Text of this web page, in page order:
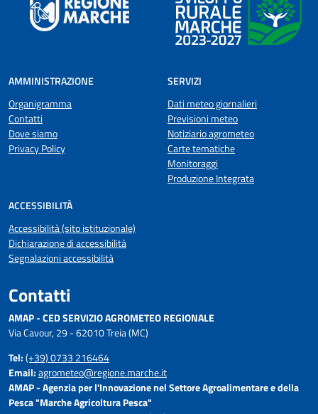
AMMINISTRAZIONE
Organigramma
Contatti
Dove siamo
Privacy Policy
SERVIZI
Dati meteo giornalieri
Previsioni meteo
Notiziario agrometeo
Carte tematiche
Monitoraggi
Produzione Integrata
ACCESSIBILITÀ
Accessibilità (sito istituzionale)
Dichiarazione di accessibilità
Segnalazioni accessibilità
Contatti
AMAP - CED SERVIZIO AGROMETEO REGIONALE
Via Cavour, 29 - 62010 Treia (MC)
Tel:(+39) 0733 216464
Email:agrometeo@regione.marche.it
AMAP - Agenzia per l'Innovazione nel Settore Agroalimentare e della
Pesca "Marche Agricoltura Pesca"